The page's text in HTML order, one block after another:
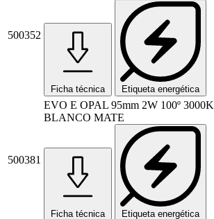
500352
Ficha técnica Etiqueta energética
500381
EVO E OPAL 95mm 2W 100º
BLANCO MATE
Ficha técnica Etiqueta energética